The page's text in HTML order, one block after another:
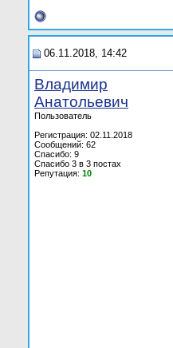
06.11.2018, 14:42
Владимир
Анатольевич
Пользователь
Регистрация: 02.11.2018
Сообщений: 62
Спасибо: 9
Спасибо 3 в 3 постах
Репутация: 10